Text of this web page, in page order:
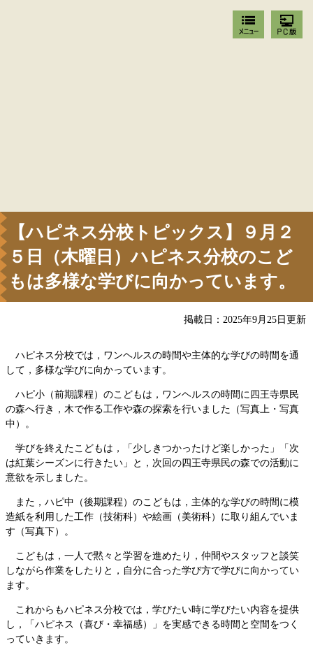
【ハピネス分校トピックス】９月２
５日（木曜日）ハピネス分校のこど
もは多様な学びに向かっています。
掲載日：2025年9月25日更新
ハピネス分校では，ワンヘルスの時間や主体的な学びの時間を通
して，多様な学びに向かっています。
ハピ小（前期課程）のこどもは，ワンヘルスの時間に四王寺県民
の森へ行き，木で作る工作や森の探索を行いました（写真上・写真
中）。
学びを終えたこどもは，「少しきつかったけど楽しかった」「次
は紅葉シーズンに行きたい」と，次回の四王寺県民の森での活動に
意欲を示しました。
また，ハピ中（後期課程）のこどもは，主体的な学びの時間に模
造紙を利用した工作（技術科）や絵画（美術科）に取り組んでいま
す（写真下）。
こどもは，一人で黙々と学習を進めたり，仲間やスタッフと談笑
しながら作業をしたりと，自分に合った学び方で学びに向かってい
ます。
これからもハピネス分校では，学びたい時に学びたい内容を提供
し，「ハピネス（喜び・幸福感）」を実感できる時間と空間をつく
っていきます。